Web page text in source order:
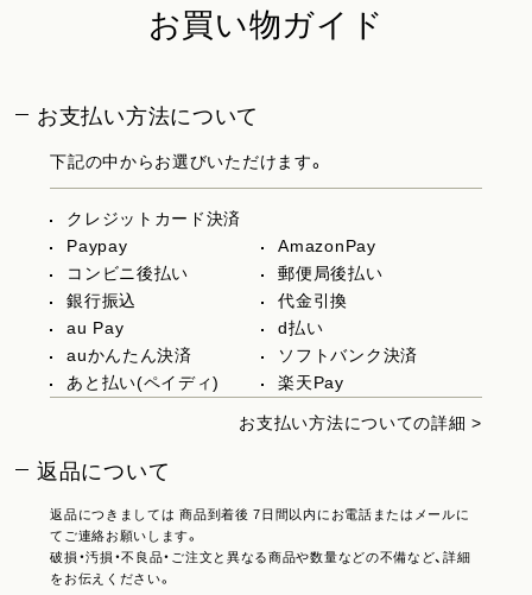
お買い物ガイド
お支払い方法について
下記の中からお選びいただけます。
クレジットカード決済
Paypay
AmazonPay
コンビニ後払い
郵便局後払い
銀行振込
代金引換
au Pay
d払い
auかんたん決済
ソフトバンク決済
あと払い(ペイディ)
楽天Pay
お支払い方法についての詳細 >
返品について
返品につきましては 商品到着後 7日間以内にお電話またはメールに
てご連絡お願いします。
破損・汚損・不良品・ご注文と異なる商品や数量などの不備など、詳細
をお伝えください。